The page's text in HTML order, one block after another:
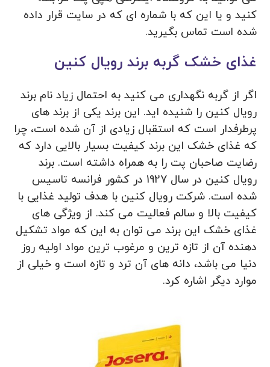
کنید و یا این که با شماره ای که در سایت قرار داده
شده است تماس بگیرید.
غذای خشک گربه برند رویال کنین
اگر از گربه نگهداری می کنید به احتمال زیاد نام برند
رویال کنین را شنیده اید. این برند یکی از برند های
پرطرفدار است که استقبال زیادی از آن شده است، چرا
که غذای خشک این برند کیفیت بسیار بالایی دارد که
رضایت صاحبان پت را به همراه داشته است. برند
رویال کنین در سال 1927 در کشور فرانسه تاسیس
شده است. شرکت رویال کنین با هدف تولید غذایی با
کیفیت بالا و سالم فعالیت می ‌کند. از ویژگی‌ های
غذای خشک این برند می‌ توان به این که مواد تشکیل
دهنده آن از تازه ‌ترین و مرغوب ترین مواد اولیه روز
دنیا می باشد، دانه‌ های آن ترد و تازه است و خیلی از
موارد دیگر اشاره کرد.